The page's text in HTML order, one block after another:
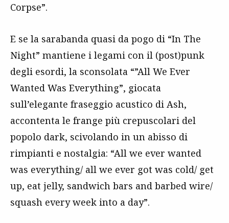
Corpse”.
E se la sarabanda quasi da pogo di “In The
Night” mantiene i legami con il (post)punk
degli esordi, la sconsolata “”All We Ever
Wanted Was Everything”, giocata
sull’elegante fraseggio acustico di Ash,
accontenta le frange più crepuscolari del
popolo dark, scivolando in un abisso di
rimpianti e nostalgia: “All we ever wanted
was everything/ all we ever got was cold/ get
up, eat jelly, sandwich bars and barbed wire/
squash every week into a day”.